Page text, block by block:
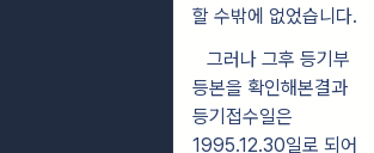
할 수밖에 없었습니다.
그러나 그후 등기부
등본을 확인해본결과
등기접수일은
1995.12.30일로 되어